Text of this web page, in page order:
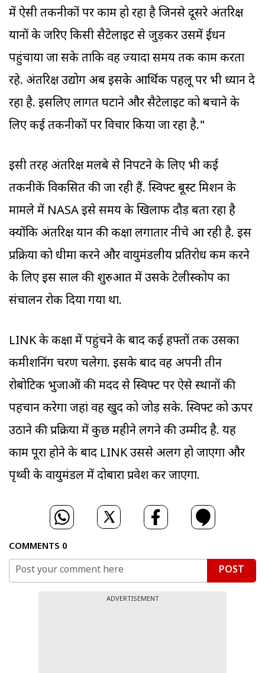
में ऐसी तकनीकों पर काम हो रहा है जिनसे दूसरे अंतरिक्ष
यानों के जरिए किसी सैटेलाइट से जुड़कर उसमें ईंधन
पहुंचाया जा सके ताकि वह ज्यादा समय तक काम करता
रहे. अंतरिक्ष उद्योग अब इसके आर्थिक पहलू पर भी ध्यान दे
रहा है. इसलिए लागत घटाने और सैटेलाइट को बचाने के
लिए कई तकनीकों पर विचार किया जा रहा है."
इसी तरह अंतरिक्ष मलबे से निपटने के लिए भी कई
तकनीकें विकसित की जा रही हैं. स्विफ्ट बूस्ट मिशन के
मामले में NASA इसे समय के खिलाफ दौड़ बता रहा है
क्योंकि अंतरिक्ष यान की कक्षा लगातार नीचे आ रही है. इस
प्रक्रिया को धीमा करने और वायुमंडलीय प्रतिरोध कम करने
के लिए इस साल की शुरुआत में उसके टेलीस्कोप का
संचालन रोक दिया गया था.
LINK के कक्षा में पहुंचने के बाद कई हफ्तों तक उसका
कमीशनिंग चरण चलेगा. इसके बाद वह अपनी तीन
रोबोटिक भुजाओं की मदद से स्विफ्ट पर ऐसे स्थानों की
पहचान करेगा जहां वह खुद को जोड़ सके. स्विफ्ट को ऊपर
उठाने की प्रक्रिया में कुछ महीने लगने की उम्मीद है. यह
काम पूरा होने के बाद LINK उससे अलग हो जाएगा और
पृथ्वी के वायुमंडल में दोबारा प्रवेश कर जाएगा.
COMMENTS 0
POST
ADVERTISEMENT